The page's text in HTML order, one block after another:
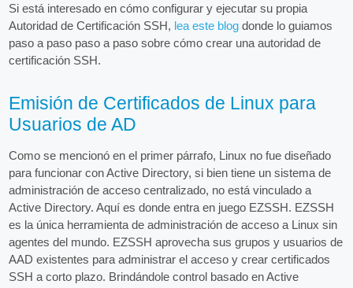
Si está interesado en cómo configurar y ejecutar su propia
Autoridad de Certificación SSH, lea este blog donde lo guiamos
paso a paso paso a paso sobre cómo crear una autoridad de
certificación SSH.
Emisión de Certificados de Linux para
Usuarios de AD
Como se mencionó en el primer párrafo, Linux no fue diseñado
para funcionar con Active Directory, si bien tiene un sistema de
administración de acceso centralizado, no está vinculado a
Active Directory. Aquí es donde entra en juego EZSSH. EZSSH
es la única herramienta de administración de acceso a Linux sin
agentes del mundo. EZSSH aprovecha sus grupos y usuarios de
AAD existentes para administrar el acceso y crear certificados
SSH a corto plazo. Brindándole control basado en Active